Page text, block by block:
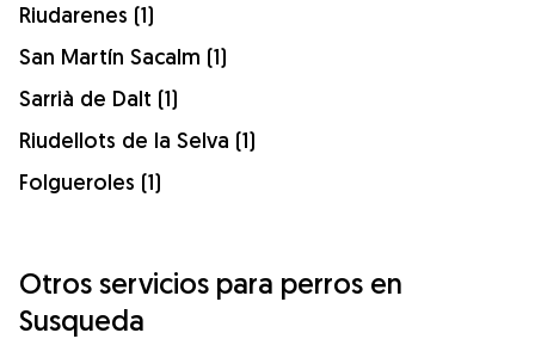
Riudarenes (1)
San Martín Sacalm (1)
Sarrià de Dalt (1)
Riudellots de la Selva (1)
Folgueroles (1)
Otros servicios para perros en
Susqueda